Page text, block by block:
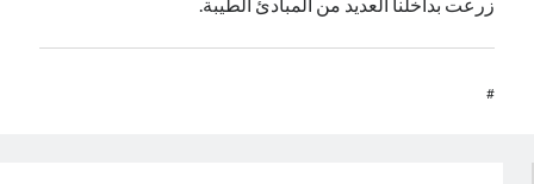
زرعت بداخلنا العديد من المبادئ الطيبة.
#